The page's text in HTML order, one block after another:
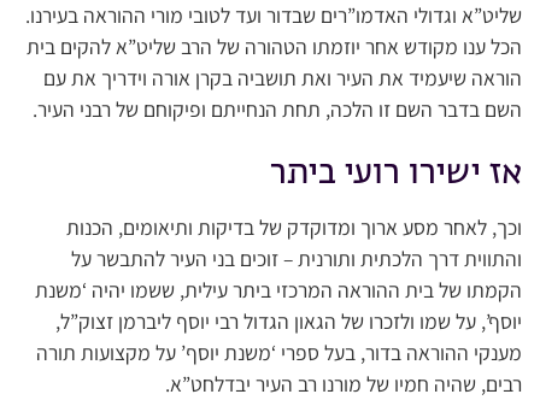
שליט”א וגדולי האדמו”רים שבדור ועד לטובי מורי ההוראה בעירנו.
הכל ענו מקודש אחר יוזמתו הטהורה של הרב שליט”א להקים בית
הוראה שיעמיד את העיר ואת תושביה בקרן אורה וידריך את עם
השם בדבר השם זו הלכה, תחת הנחייתם ופיקוחם של רבני העיר.
אז ישירו רועי ביתר
וכך, לאחר מסע ארוך ומדוקדק של בדיקות ותיאומים, הכנות
והתווית דרך הלכתית ותורנית – זוכים בני העיר להתבשר על
הקמתו של בית ההוראה המרכזי ביתר עילית, ששמו יהיה ‘משנת
יוסף’, על שמו ולזכרו של הגאון הגדול רבי יוסף ליברמן זצוק”ל,
מענקי ההוראה בדור, בעל ספרי ‘משנת יוסף’ על מקצועות תורה
רבים, שהיה חמיו של מורנו רב העיר יבדלחט”א.